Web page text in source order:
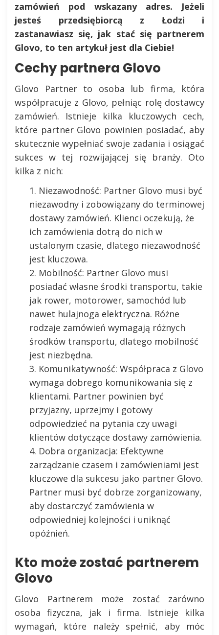
zamówień pod wskazany adres. Jeżeli
jesteś przedsiębiorcą z Łodzi i
zastanawiasz się, jak stać się partnerem
Glovo, to ten artykuł jest dla Ciebie!
Cechy partnera Glovo
Glovo Partner to osoba lub firma, która
współpracuje z Glovo, pełniąc rolę dostawcy
zamówień. Istnieje kilka kluczowych cech,
które partner Glovo powinien posiadać, aby
skutecznie wypełniać swoje zadania i osiągać
sukces w tej rozwijającej się branży. Oto
kilka z nich:
Niezawodność: Partner Glovo musi być
niezawodny i zobowiązany do terminowej
dostawy zamówień. Klienci oczekują, że
ich zamówienia dotrą do nich w
ustalonym czasie, dlatego niezawodność
jest kluczowa.
Mobilność: Partner Glovo musi
posiadać własne środki transportu, takie
jak rower, motorower, samochód lub
nawet hulajnoga elektryczna. Różne
rodzaje zamówień wymagają różnych
środków transportu, dlatego mobilność
jest niezbędna.
Komunikatywność: Współpraca z Glovo
wymaga dobrego komunikowania się z
klientami. Partner powinien być
przyjazny, uprzejmy i gotowy
odpowiedzieć na pytania czy uwagi
klientów dotyczące dostawy zamówienia.
Dobra organizacja: Efektywne
zarządzanie czasem i zamówieniami jest
kluczowe dla sukcesu jako partner Glovo.
Partner musi być dobrze zorganizowany,
aby dostarczyć zamówienia w
odpowiedniej kolejności i uniknąć
opóźnień.
Kto może zostać partnerem
Glovo
Glovo Partnerem może zostać zarówno
osoba fizyczna, jak i firma. Istnieje kilka
wymagań, które należy spełnić, aby móc